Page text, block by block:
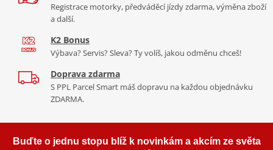
Yamaha MT 10.
To nejlepší, co si můžete koupit na trhu. Je nejpevnější, nejtužší,
nejdéle vydrží, a je i většinou nejlehčí (vždy se trochu liší vlastnosti
Registrace motorky, předváděcí jízdy zdarma, výměna zboží
a další.
K2 Bonus
Výbava? Servis? Sleva? Ty volíš, jakou odměnu chceš!
Doprava zdarma
S PPL Parcel Smart máš dopravu na každou objednávku
ZDARMA.
Buďte o jednu stopu blíž k novinkám a akcím ze světa